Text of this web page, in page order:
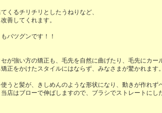
くるチリチリとしたうねりなど、
善してくれます。
バツグンです！！
が強い方の矯正も、毛先を自然に曲げたり、毛先にカー
正をかけたスタイルにはならず、みなさまが驚かれます。
うと髪が、きしめんのような形状になり、動きが作れず
店はブローで伸ばしますので、ブラシでストレートにし